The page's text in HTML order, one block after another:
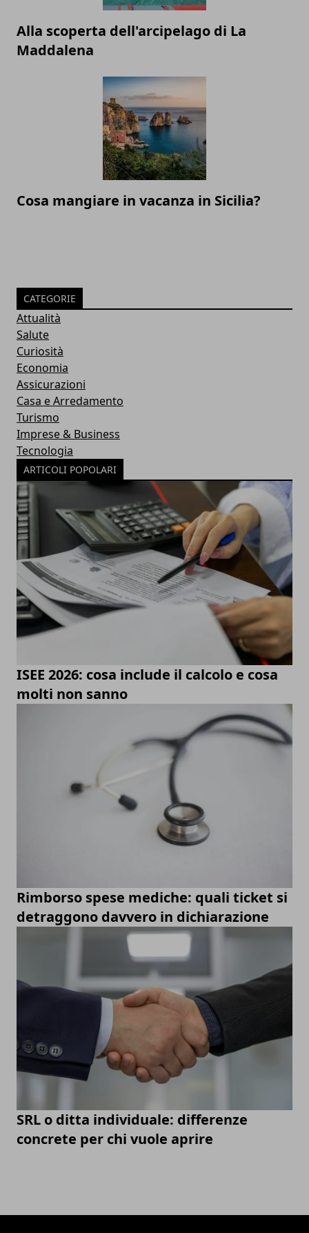
Alla scoperta dell'arcipelago di La
Maddalena
Cosa mangiare in vacanza in Sicilia?
CATEGORIE
Attualità
Salute
Curiosità
Economia
Assicurazioni
Casa e Arredamento
Turismo
Imprese & Business
Tecnologia
ARTICOLI POPOLARI
ISEE 2026: cosa include il calcolo e cosa
molti non sanno
Rimborso spese mediche: quali ticket si
detraggono davvero in dichiarazione
SRL o ditta individuale: differenze
concrete per chi vuole aprire